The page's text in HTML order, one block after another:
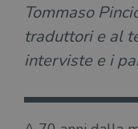
Tommaso
traduttori e al
interviste e i